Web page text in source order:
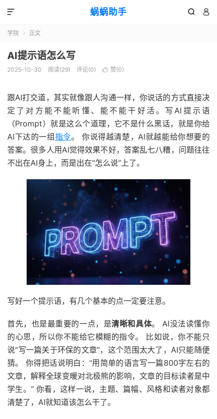
蜗蜗助手  

学院  正文
AI提示语怎么写
2025-10-30 阅读(29) 评论(0)  赞(0)
跟AI打交道，其实就像跟人沟通一样，你说话的方式直接决
定了对方能不能听懂、能不能干好活。写AI提示语
（Prompt）就是这么个道理，它不是什么黑话，就是你给
AI下达的一组 指令。 你说得越清楚，AI就越能给你想要的
答案。很多人用AI觉得效果不好，答案乱七八糟，问题往往
不出在AI身上，而是出在“怎么说”上了。
写好一个提示语，有几个基本的点一定要注意。
首先，也是最重要的一点，是清晰和具体。 AI没法读懂你
的心思，所以你不能给它模糊的指令。 比如说，你不能只
说“写一篇关于环保的文章”，这个范围太大了，AI只能随便
猜。 你得把话说明白：“用简单的语言写一篇800字左右的
文章，解释全球变暖对北极熊的影响，文章的目标读者是中
学生。” 你看，这样一说，主题、篇幅、风格和读者对象都
清楚了，AI就知道该怎么干了。